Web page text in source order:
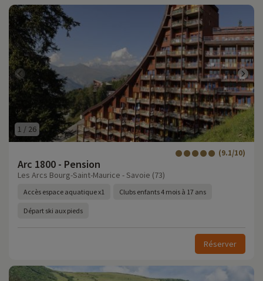
1 / 26
Arc 1800 - Pension
(9.1/10)
Les Arcs Bourg-Saint-Maurice - Savoie (73)
Accès espace aquatique x1 Clubs enfants 4 mois à 17 ans
Départ ski aux pieds
Réserver